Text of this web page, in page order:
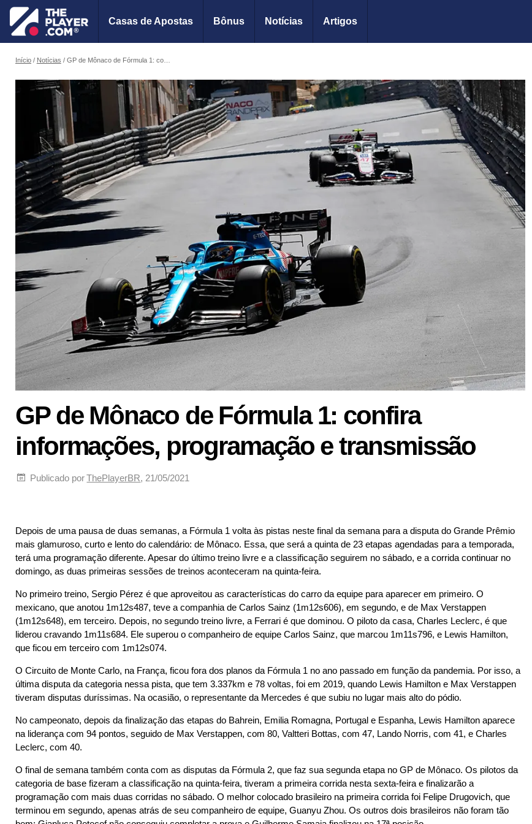
Casas de Apostas Bônus Notícias Artigos
Início Notícias GP de Mônaco de Fórmula 1: confira informações, programação e transmissão
GP de Mônaco de Fórmula 1: confira
informações, programação e transmissão
Publicado por ThePlayerBR, 21/05/2021
Depois de uma pausa de duas semanas, a Fórmula 1 volta às pistas neste final da semana para a disputa do Grande Prêmio
mais glamuroso, curto e lento do calendário: de Mônaco. Essa, que será a quinta de 23 etapas agendadas para a temporada,
terá uma programação diferente. Apesar do último treino livre e a classificação seguirem no sábado, e a corrida continuar no
domingo, as duas primeiras sessões de treinos aconteceram na quinta-feira.
No primeiro treino, Sergio Pérez é que aproveitou as características do carro da equipe para aparecer em primeiro. O
mexicano, que anotou 1m12s487, teve a companhia de Carlos Sainz (1m12s606), em segundo, e de Max Verstappen
(1m12s648), em terceiro. Depois, no segundo treino livre, a Ferrari é que dominou. O piloto da casa, Charles Leclerc, é que
liderou cravando 1m11s684. Ele superou o companheiro de equipe Carlos Sainz, que marcou 1m11s796, e Lewis Hamilton,
que ficou em terceiro com 1m12s074.
O Circuito de Monte Carlo, na França, ficou fora dos planos da Fórmula 1 no ano passado em função da pandemia. Por isso, a
última disputa da categoria nessa pista, que tem 3.337km e 78 voltas, foi em 2019, quando Lewis Hamilton e Max Verstappen
tiveram disputas duríssimas. Na ocasião, o representante da Mercedes é que subiu no lugar mais alto do pódio.
No campeonato, depois da finalização das etapas do Bahrein, Emilia Romagna, Portugal e Espanha, Lewis Hamilton aparece
na liderança com 94 pontos, seguido de Max Verstappen, com 80, Valtteri Bottas, com 47, Lando Norris, com 41, e Charles
Leclerc, com 40.
O final de semana também conta com as disputas da Fórmula 2, que faz sua segunda etapa no GP de Mônaco. Os pilotos da
categoria de base fizeram a classificação na quinta-feira, tiveram a primeira corrida nesta sexta-feira e finalizarão a
programação com mais duas corridas no sábado. O melhor colocado brasileiro na primeira corrida foi Felipe Drugovich, que
terminou em segundo, apenas atrás de seu companheiro de equipe, Guanyu Zhou. Os outros dois brasileiros não foram tão